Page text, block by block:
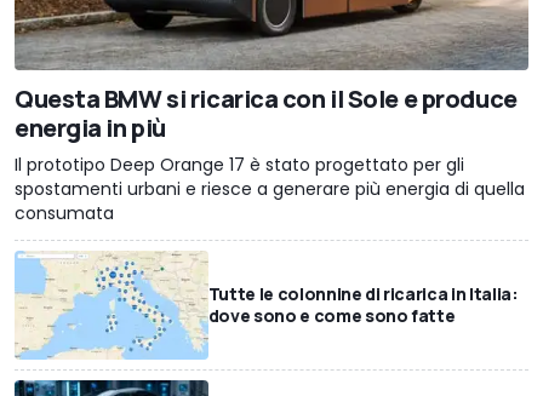
Questa BMW si ricarica con il Sole e produce
energia in più
Il prototipo Deep Orange 17 è stato progettato per gli
spostamenti urbani e riesce a generare più energia di quella
consumata
Tutte le colonnine di ricarica in Italia:
dove sono e come sono fatte